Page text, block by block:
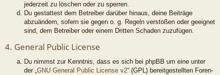
jederzeit zu löschen oder zu sperren.
Du gestattest dem Betreiber darüber hinaus, deine Beiträge
abzuändern, sofern sie gegen o. g. Regeln verstoßen oder geeignet
sind, dem Betreiber oder einem Dritten Schaden zuzufügen.
4. General Public License
Du nimmst zur Kenntnis, dass es sich bei phpBB um eine unter
der „GNU General Public License v2“ (GPL) bereitgestellten Foren-